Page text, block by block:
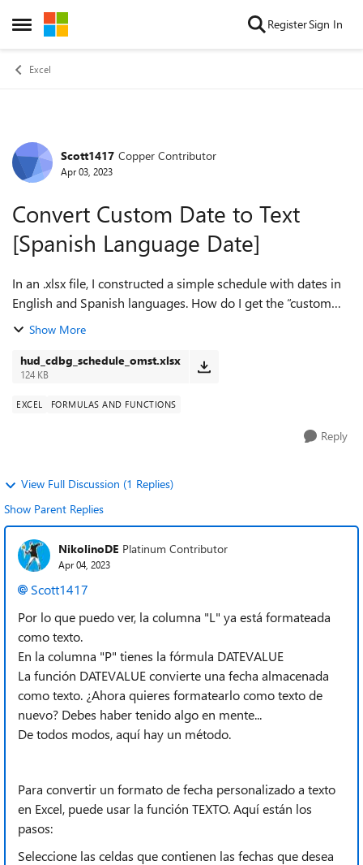
Open Side Menu
Skip to content RegisterSign In
Excel
Forum Discussion
Scott1417 Copper Contributor
Apr 03, 2023
Convert Custom Date to Text
[Spanish Language Date]
In an .xlsx file, I constructed a simple schedule with dates in
English and Spanish languages. How do I get the “custom
date-format” in Column R (Spanish) to convert to text (see
Show More
hud_cdbg_schedule_omst.xlsx
124 KB
EXCEL FORMULAS AND FUNCTIONS
Reply
View Full Discussion (1 Replies)
Show Parent Replies
NikolinoDE Platinum Contributor
Apr 04, 2023
Scott1417
Por lo que puedo ver, la columna "L" ya está formateada
como texto.
En la columna "P" tienes la fórmula DATEVALUE
La función DATEVALUE convierte una fecha almacenada
como texto. ¿Ahora quieres formatearlo como texto de
nuevo? Debes haber tenido algo en mente...
De todos modos, aquí hay un método.
Para convertir un formato de fecha personalizado a texto
en Excel, puede usar la función TEXTO. Aquí están los
pasos:
Seleccione las celdas que contienen las fechas que desea